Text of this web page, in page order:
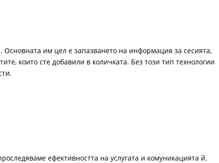
им цел е запазването на информация за сесията,
които сте добавили в количката. Без този тип технологии
ефективността на услугата и комуникацията й.